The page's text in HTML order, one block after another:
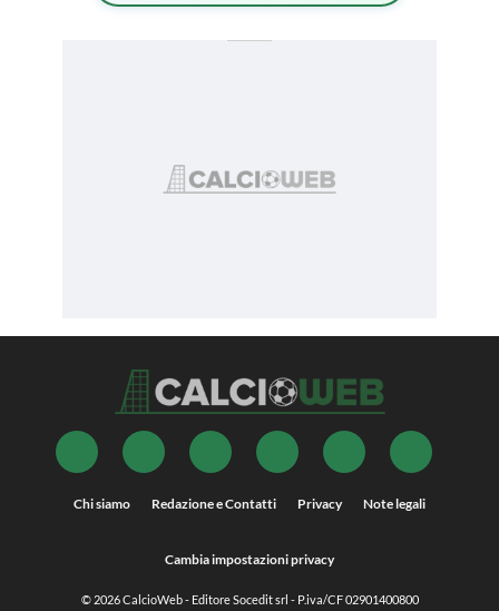
Chi siamo Redazione e Contatti Privacy Note legali
Cambia impostazioni privacy
© 2026CalcioWeb- Editore Socedit srl - P.iva/CF 02901400800